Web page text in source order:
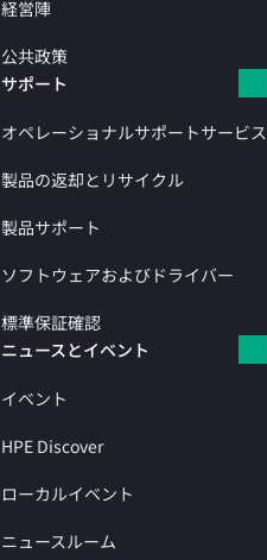
経営陣
公共政策
サポート
オペレーショナルサポートサービス
製品の返却とリサイクル
製品サポート
ソフトウェアおよびドライバー
標準保証確認
ニュースとイベント
イベント
HPE Discover
ローカルイベント
ニュースルーム